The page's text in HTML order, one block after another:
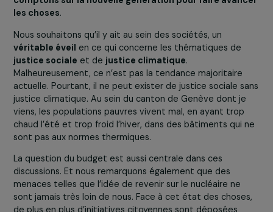
transports, et autres domaines clés, les jeunes en
intergénérationnellede la question.
La condamnation de la Suisse pourrait-elle
un impact à l’échelle européenne, voire
internationale. Comment analysez-vous cette
dynamique ? Assiste-t-on à un réveil de
justice climatique et sociale ?
L’impact est très fort à l’échelle de l’Europe dans la
où la CEDH faitjurisprudence
pour les 46 pays